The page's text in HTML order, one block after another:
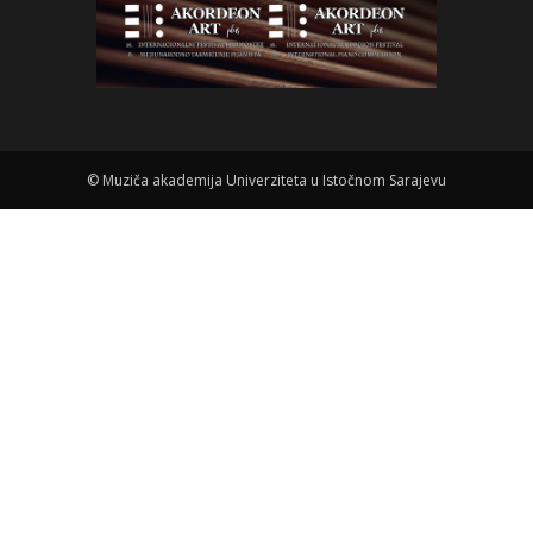
© Muziča akademija Univerziteta u Istočnom Sarajevu